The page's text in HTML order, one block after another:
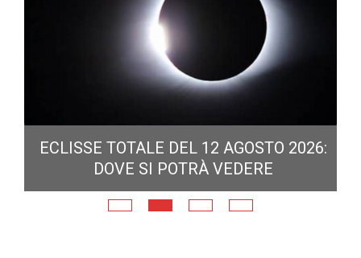
ECLISSE TOTALE DEL 12 AGOSTO 2026:
DOVE SI POTRÀ VEDERE